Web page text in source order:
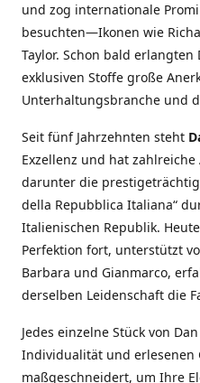
und zog internationale
besuchten—Ikonen wie
Taylor. Schon bald
exklusiven Stoffe große
Unterhaltungsbranche und
Seit fünf Jahrzehnten steht
Exzellenz und hat
darunter die
della Repubblica Italiana“
Italienischen Republik.
Perfektion fort, unterstützt
Barbara und Gianmarco,
derselben Leidenschaft die
Jedes einzelne Stück von
Individualität und erlesenen
maßgeschneidert, um Ihre